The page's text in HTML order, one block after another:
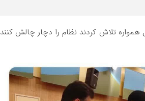
نظام سربلند جمهوری اسلامی که دشمنان آن در طول ۴۴ سال همواره تلاش کردند نظام را دچار چالش کنند